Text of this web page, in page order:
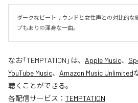
ダークなビートサウンドと女性声との対比的な
プもありの渾身な一曲。
なお「TEMPTATION 」は、 Apple Music、
YouTube Music、 Amazon Music Unlimited
聴くことができる。
各配信サービス： TEMPTATION